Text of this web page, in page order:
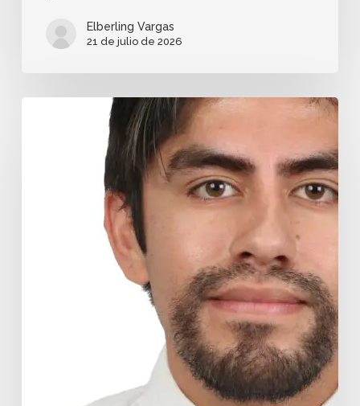
Elberling Vargas
21 de julio de 2026